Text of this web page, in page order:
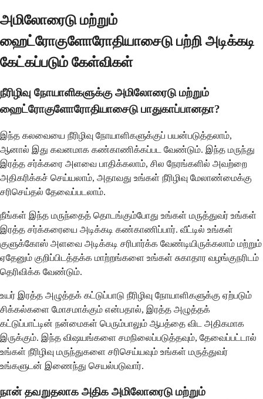
அமிலோரைடு மற்றும்
ஹைட்ரோகுளோரோதியாசைடு பற்றி அடிக்கடி
கேட்கப்படும் கேள்விகள்
நீரிழிவு நோயாளிகளுக்கு அமிலோரைடு மற்றும்
ஹைட்ரோகுளோரோதியாசைடு பாதுகாப்பானதா?
இந்த கலவையை நீரிழிவு நோயாளிகளுக்குப் பயன்படுத்தலாம்,
ஆனால் இது கவனமாக கண்காணிக்கப்பட வேண்டும். இந்த மருந்து
இரத்த சர்க்கரை அளவை பாதிக்கலாம், சில நேரங்களில் அவற்றை
அதிகரிக்கச் செய்யலாம், அதாவது உங்கள் நீரிழிவு மேலாண்மைக்கு
சரிசெய்தல் தேவைப்படலாம்.
நீங்கள் இந்த மருந்தைத் தொடங்கும்போது உங்கள் மருத்துவர் உங்கள்
இரத்த சர்க்கரையை அடிக்கடி கண்காணிப்பார். வீட்டில் உங்கள்
குளுக்கோஸ் அளவை அடிக்கடி சரிபார்க்க வேண்டியிருக்கலாம் மற்றும்
ஏதேனும் குறிப்பிடத்தக்க மாற்றங்களை உங்கள் சுகாதார வழங்குநரிடம்
தெரிவிக்க வேண்டும்.
உயர் இரத்த அழுத்தக் கட்டுப்பாடு நீரிழிவு நோயாளிகளுக்கு ஏற்படும்
சிக்கல்களை மோசமாக்கும் என்பதால், இரத்த அழுத்தக்
கட்டுப்பாட்டின் நன்மைகள் பெரும்பாலும் ஆபத்தை விட அதிகமாக
இருக்கும். இந்த விஷயங்களை சமநிலைப்படுத்தவும், தேவைப்பட்டால்
உங்கள் நீரிழிவு மருந்துகளை சரிசெய்யவும் உங்கள் மருத்துவர்
உங்களுடன் இணைந்து செயல்படுவார்.
நான் தவறுதலாக அதிக அமிலோரைடு மற்றும்